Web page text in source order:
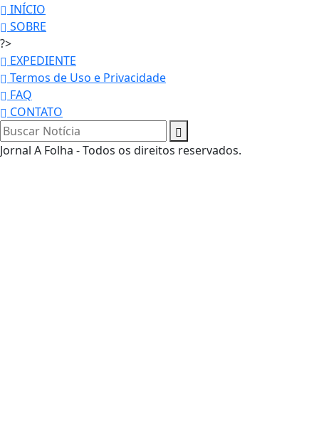
INÍCIO
SOBRE
?>
EXPEDIENTE
Termos de Uso e Privacidade
FAQ
CONTATO
Jornal A Folha - Todos os direitos reservados.